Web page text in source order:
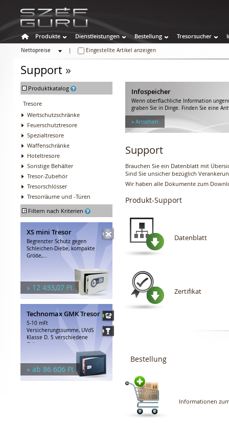
Produkte Dienstleistungen Bestellung Tresorsucher
Nettopreise
Eingestellte Artikel anzeigen
Support »
- Produktkatalog
Tresore
Wertschutzschränke
Feuerschutztresore
Spezialtresore
Waffenschränke
Hoteltresore
Sonstige Behälter
Tresor-Zubehör
Tresorschlösser
Tresorräume und -Türen
+ Filtern nach Kriterien
XS mini Tresor
Begrenzter Schutz gegen
Schleichen-Diebe, kompakte
Größe,...
» 12 433,07 Ft
Technomax GMK Tresor
5-10 mFt
Versicherungssumme, UVdS
Klasse D. 5 verschiedene
Größen,...
» ab 86 606 Ft
Infospeicher
Wenn oberflächliche Information
graben Sie in Dinge. Finden Sie eine
» Ansehen
Support
Brauchen Sie ein Datenblatt mit
Sind Sie unsicher bezüglich
Wir haben alle Dokumente zum
Produkt-Support
Datenblatt
Zertifikat
Bestellung
Informationen